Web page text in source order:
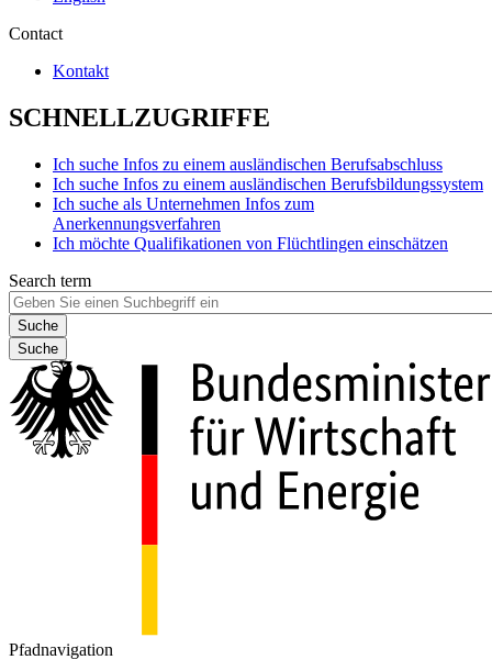
Contact
Kontakt
SCHNELLZUGRIFFE
Ich suche Infos zu einem ausländischen Berufsabschluss
Ich suche Infos zu einem ausländischen Berufsbildungssystem
Ich suche als Unternehmen Infos zum
Anerkennungsverfahren
Ich möchte Qualifikationen von Flüchtlingen einschätzen
Search term
Suche
Pfadnavigation